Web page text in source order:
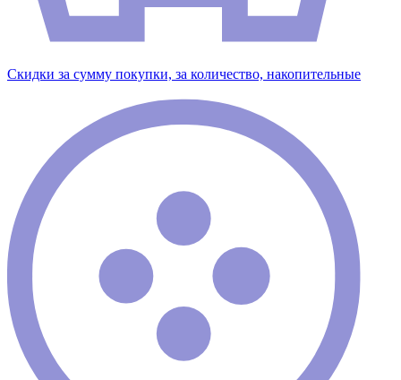
Скидки за сумму покупки, за количество, накопительные